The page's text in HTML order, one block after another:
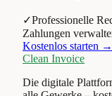
✓Professionelle
Zahlungen
Kostenlos starten →
Clean Invoice
Die digitale